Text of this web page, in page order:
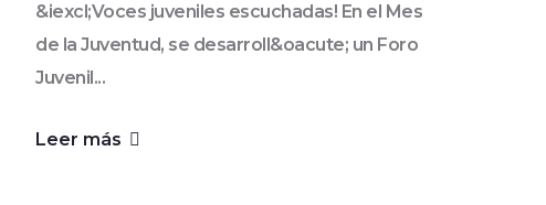
&iexcl;Voces juveniles escuchadas! En el Mes
de la Juventud, se desarroll&oacute; un Foro
Juvenil...
Leer más